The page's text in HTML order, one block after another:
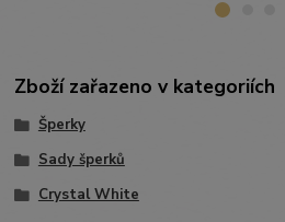
Zboží zařazeno v kategoriích
Šperky
Sady šperků
Crystal White